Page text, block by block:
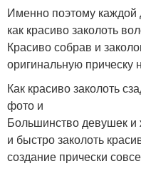
Именно поэтому каждой
как красиво заколоть
Красиво собрав и
оригинальную прическу
Как красиво заколоть
фото и
Большинство девушек и
и быстро заколоть
создание прически